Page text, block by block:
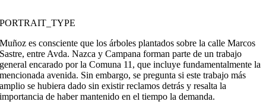
PORTRAIT_TYPE
Muñoz es consciente que los árboles plantados sobre la calle Marcos
Sastre, entre Avda. Nazca y Campana forman parte de un trabajo
general encarado por la Comuna 11, que incluye fundamentalmente la
mencionada avenida. Sin embargo, se pregunta si este trabajo más
amplio se hubiera dado sin existir reclamos detrás y resalta la
importancia de haber mantenido en el tiempo la demanda.